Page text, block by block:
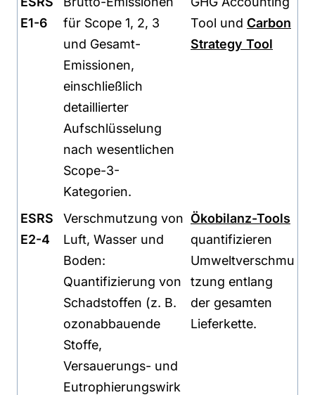
E1-6
für Scope 1, 2, 3
und Gesamt-
Emissionen,
einschließlich
detaillierter
Aufschlüsselung
nach wesentlichen
Scope-3-
Kategorien.
Tool und Carbon
Strategy Tool
ESRS
E2-4
Verschmutzung von
Luft, Wasser und
Boden:
Quantifizierung von
Schadstoffen (z. B.
ozonabbauende
Stoffe,
Versauerungs- und
Eutrophierungswirk
Ökobilanz-Tools
quantifizieren
Umweltverschmu
tzung entlang
der gesamten
Lieferkette.